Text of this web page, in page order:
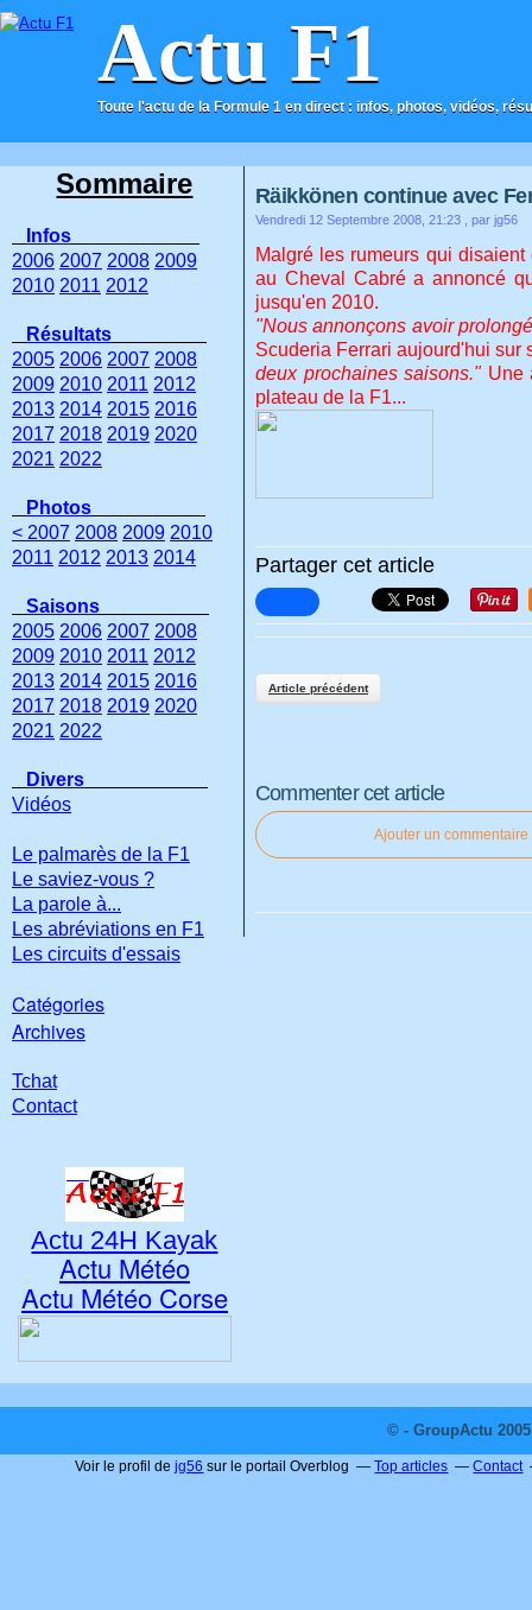
Actu F1
Toute l'actu de la Formule 1 en direct : infos, photos, vidéos,
ACCUEIL CONTACT
Räikkönen continue avec
Vendredi 12 Septembre 2008, 21:23 , par jg56
Malgré les rumeurs qui
au Cheval Cabré a annoncé
jusqu'en 2010.
"Nous annonçons avoir
Scuderia Ferrari aujourd'hui sur
deux prochaines saisons."Une
plateau de la F1...
Partager cet article
Article précédent
Commenter cet article
Ajouter un commentaire
Sommaire
Infos
2006 2007 2008 2009
2010 2011 2012
Résultats
2005 2006 2007 2008
2009 2010 2011 2012
2013 2014 2015 2016
2017 2018 2019 2020
2021 2022
Photos
< 2007 2008 2009 2010
2011 2012 2013 2014
Saisons
2005 2006 2007 2008
2009 2010 2011 2012
2013 2014 2015 2016
2017 2018 2019 2020
2021 2022
Divers
Vidéos
Le palmarès de la F1
Le saviez-vous ?
La parole à...
Les abréviations en F1
Les circuits d'essais
Catégories
Archives
Tchat
Contact
Actu 24H Kayak
Actu Météo
Actu Météo Corse
© - GroupActu
Voir le profil dejg56 sur le portail Overblog Top articles Contact